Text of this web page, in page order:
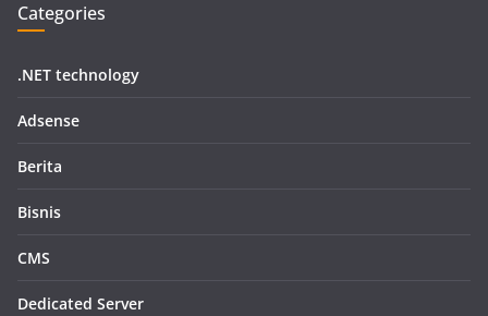
Categories
.NET technology
Adsense
Berita
Bisnis
CMS
Dedicated Server